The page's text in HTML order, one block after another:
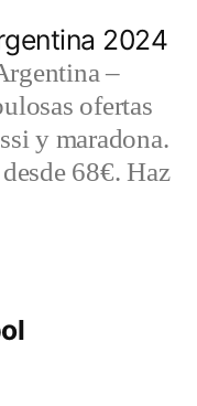
2024
–
ofertas
y maradona.
68€. Haz